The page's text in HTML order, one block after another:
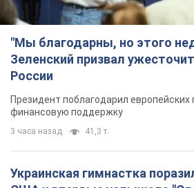
"Мы благодарны, но этого
Зеленский призвал
России
Президент поблагодарил европейских
финансовую поддержку
3 часа назад 41,3 т.
Украинская гимнастка